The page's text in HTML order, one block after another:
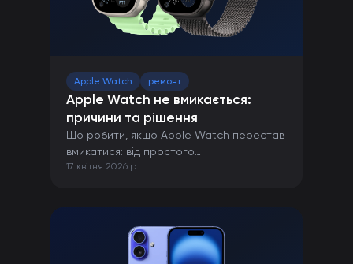
Apple Watch ремонт
Apple Watch не вмикається:
причини та рішення
Що робити, якщо Apple Watch перестав
вмикатися: від простого
перезавантаження до ремонту в сервісі.
17 квітня 2026 р.